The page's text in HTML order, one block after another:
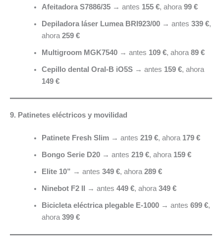
Afeitadora S7886/35→ antes 155 €, ahora 99 €
Depiladora láser Lumea BRI923/00→ antes 339 €,
ahora 259 €
Multigroom MGK7540→ antes 109 €, ahora 89 €
Cepillo dental Oral-B iO5S→ antes 159 €, ahora
149 €
9. Patinetes eléctricos y movilidad
Patinete Fresh Slim→ antes 219 €, ahora 179 €
Bongo Serie D20→ antes 219 €, ahora 159 €
Elite 10” → antes 349 €, ahora289 €
Ninebot F2 II → antes 449 €, ahora349 €
Bicicleta eléctrica plegable E-1000→ antes 699 €,
ahora399 €